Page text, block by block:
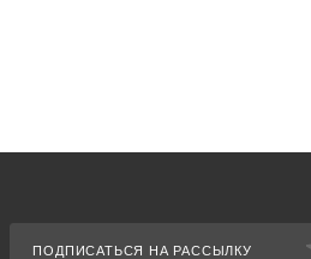
ПОДПИСАТЬСЯ НА РАССЫЛКУ